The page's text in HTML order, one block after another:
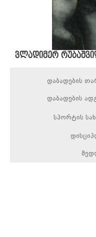
ვლადიმერ
დაბადების
დაბადების
სპორტის